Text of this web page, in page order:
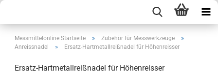
Messmittelonline Startseite » Zubehör für Messwerkzeuge »
Anreissnadel » Ersatz-Hartmetallreißnadel für Höhenreisser
Ersatz-Hartmetallreißnadel für Höhenreisser